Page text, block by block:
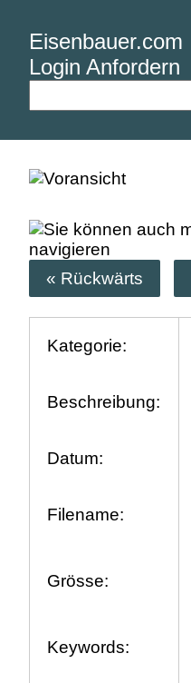
Eisenbauer.com
Login Anfordern
« Rückwärts
Kategorie:
Beschreibung:
Datum:
Filename:
Grösse:
Keywords: